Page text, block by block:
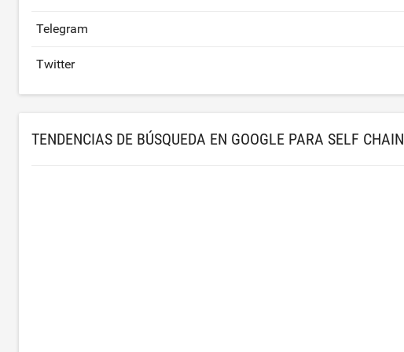
Telegram
Twitter
TENDENCIAS DE BÚSQUEDA EN GOOGLE PARA SELF CHAIN